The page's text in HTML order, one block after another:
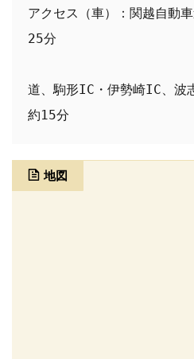
アクセス（車）：関越自動
25分
北
道、駒形IC・伊勢崎IC、波
約15分
地図